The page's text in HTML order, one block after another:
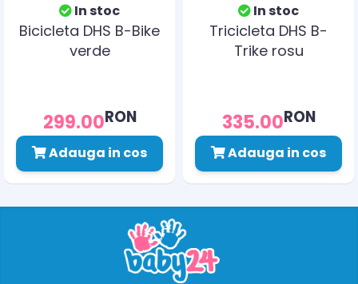
In stoc
Bicicleta DHS B-Bike
verde
299.00RON
Adauga in cos
In stoc
Tricicleta DHS B-
Trike rosu
335.00RON
Adauga in cos